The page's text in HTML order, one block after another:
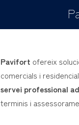
Pavifort ofereix
comercials i
servei professional
terminis i